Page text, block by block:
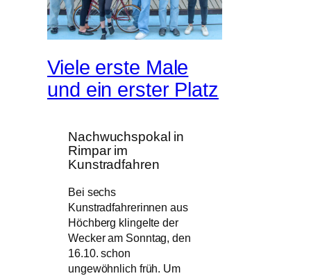
Viele erste Male
und ein erster Platz
Nachwuchspokal in
Rimpar im
Kunstradfahren
Bei sechs
Kunstradfahrerinnen aus
Höchberg klingelte der
Wecker am Sonntag, den
16.10. schon
ungewöhnlich früh. Um